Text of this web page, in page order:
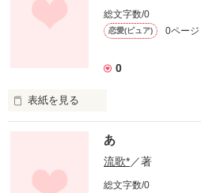
総文字数/0
恋愛(ピュア) 0ページ
0
表紙を見る
作品を読む
あ
流歌*／著
総文字数/0